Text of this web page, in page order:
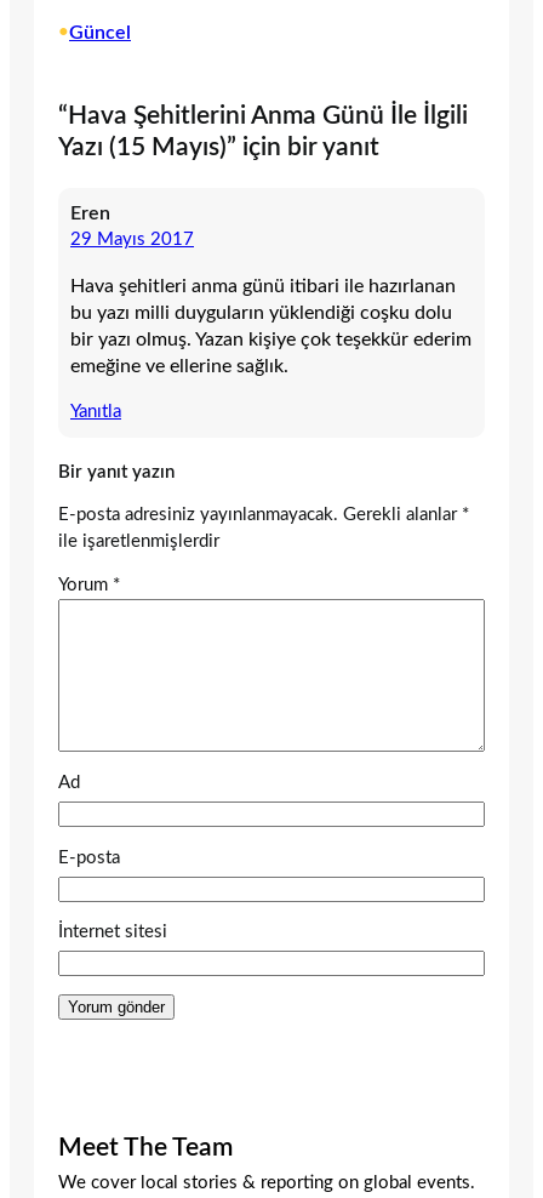
•Güncel
“Hava Şehitlerini Anma Günü İle İlgili
Yazı (15 Mayıs)” için bir yanıt
Eren
29 Mayıs 2017
Hava şehitleri anma günü itibari ile hazırlanan
bu yazı milli duyguların yüklendiği coşku dolu
bir yazı olmuş. Yazan kişiye çok teşekkür ederim
emeğine ve ellerine sağlık.
Yanıtla
Bir yanıt yazın
E-posta adresiniz yayınlanmayacak. Gerekli alanlar *
ile işaretlenmişlerdir
Yorum *
Ad
E-posta
İnternet sitesi
Meet The Team
We cover local stories & reporting on global events.